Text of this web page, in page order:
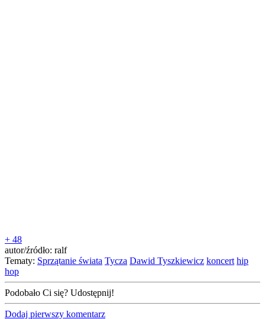
+ 48
autor/źródło: ralf
Tematy: Sprzątanie świata Tycza Dawid Tyszkiewicz koncert hip
hop
Podobało Ci się? Udostępnij!
Dodaj pierwszy komentarz